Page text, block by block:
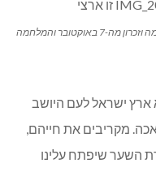
באוקטובר והמלחמה
ישראל לעם היושב
מקריבים את חייהם,
השער שיפתח עלינו